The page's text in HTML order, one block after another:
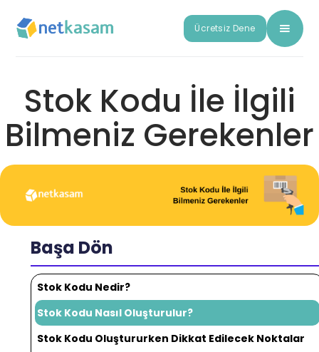
Ücretsiz Dene
Stok Kodu İle İlgili
Bilmeniz Gerekenler
Başa Dön
Stok Kodu Nedir?
Stok Kodu Nasıl Oluşturulur?
Stok Kodu Oluştururken Dikkat Edilecek Noktalar